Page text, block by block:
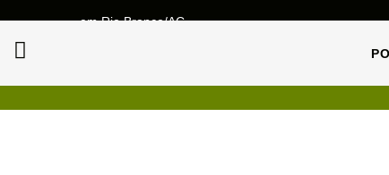
em Rio Branco/AC